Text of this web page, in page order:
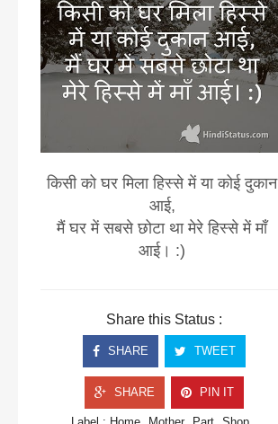
किसी को घर मिला हिस्से में या कोई दुकान
आई,
मैं घर में सबसे छोटा था मेरे हिस्से में माँ
आई। :)
Share this Status :
SHARE TWEET
SHARE PIN IT